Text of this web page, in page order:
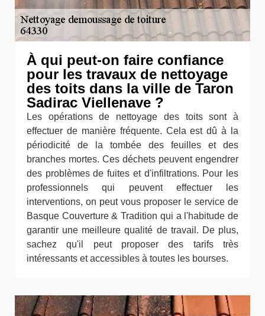
À qui peut-on faire confiance
pour les travaux de nettoyage
des toits dans la ville de Taron
Sadirac Viellenave ?
Les opérations de nettoyage des toits sont à
effectuer de manière fréquente. Cela est dû à la
périodicité de la tombée des feuilles et des
branches mortes. Ces déchets peuvent engendrer
des problèmes de fuites et d'infiltrations. Pour les
professionnels qui peuvent effectuer les
interventions, on peut vous proposer le service de
Basque Couverture & Tradition qui a l'habitude de
garantir une meilleure qualité de travail. De plus,
sachez qu'il peut proposer des tarifs très
intéressants et accessibles à toutes les bourses.